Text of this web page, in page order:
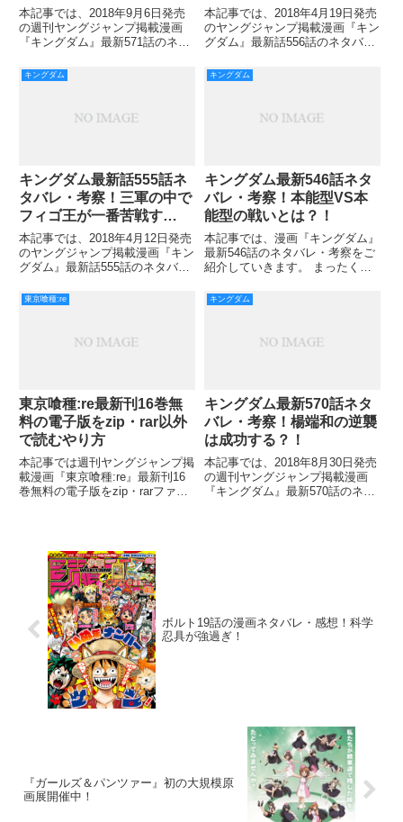
本記事では、2018年9月6日発売
の週刊ヤングジャンプ掲載漫画
『キングダム』最新571話のネタ
介します。 前回、倒れてしまっ
た楊端和とバジオウにもうダメ
が、バジオウが這い上がり楊端
本記事では、2018年4月19日発売
のヤングジャンプ掲載漫画『キン
グダム』最新話556話のネタバ
開戦9日目、?を取り囲み、趙の
討伐隊を待ち受ける桓騎軍です
んでした。 次第に部下と
キングダム
キングダム最新話555話ネ
タバレ・考察！三軍の中で
フィゴ王が一番苦戦す
る！？
本記事では、2018年4月12日発売
のヤングジャンプ掲載漫画『キン
グダム』最新話555話のネタバ
兵糧が残り三日を切り、一か八か
の総攻撃に出る秦軍。 しかし、
不安を抱えたまま９日目
キングダム
キングダム最新546話ネタ
バレ・考察！本能型VS本
能型の戦いとは？！
本記事では、漫画『キングダム』
最新546話のネタバレ・考察をご
紹介していきます。 まったく相
河了貂に対し、相手の直感を読み
取る信。 前回545話では、信が飛
りました。 河了貂と羌?
東京喰種:re
東京喰種:re最新刊16巻無
料の電子版をzip・rar以外
で読むやり方
本記事では週刊ヤングジャンプ掲
載漫画『東京喰種:re』最新刊16
巻無料の電子版をzip・rarファイ
のデビュー作にして、週刊ヤング
ジャンプの中でも
キングダム
キングダム最新570話ネタ
バレ・考察！楊端和の逆襲
は成功する？！
本記事では、2018年8月30日発売
の週刊ヤングジャンプ掲載漫画
『キングダム』最新570話のネタ
ボルト19話の漫画ネタバレ・感想！科学
忍具が強過ぎ！
『ガールズ＆パンツァー』初の大規模原
画展開催中！